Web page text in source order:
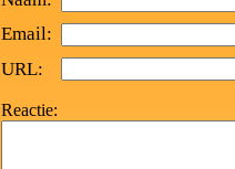
Email:
URL:
Reactie: